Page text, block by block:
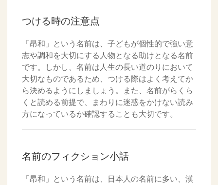
つける時の注意点
「昂和」という名前は、子どもが個性的で強い意
志や調和を大切にする人物となる助けとなる名前
です。しかし、名前は人生の長い道のりにおいて
大切なものであるため、つける際はよく考えてか
ら決めるようにしましょう。また、名前がらくら
くと読める前提で、まわりに迷惑をかけない読み
方になっているか確認することも大切です。
名前のフィクション小話
「昂和」という名前は、日本人の名前に多い、漢